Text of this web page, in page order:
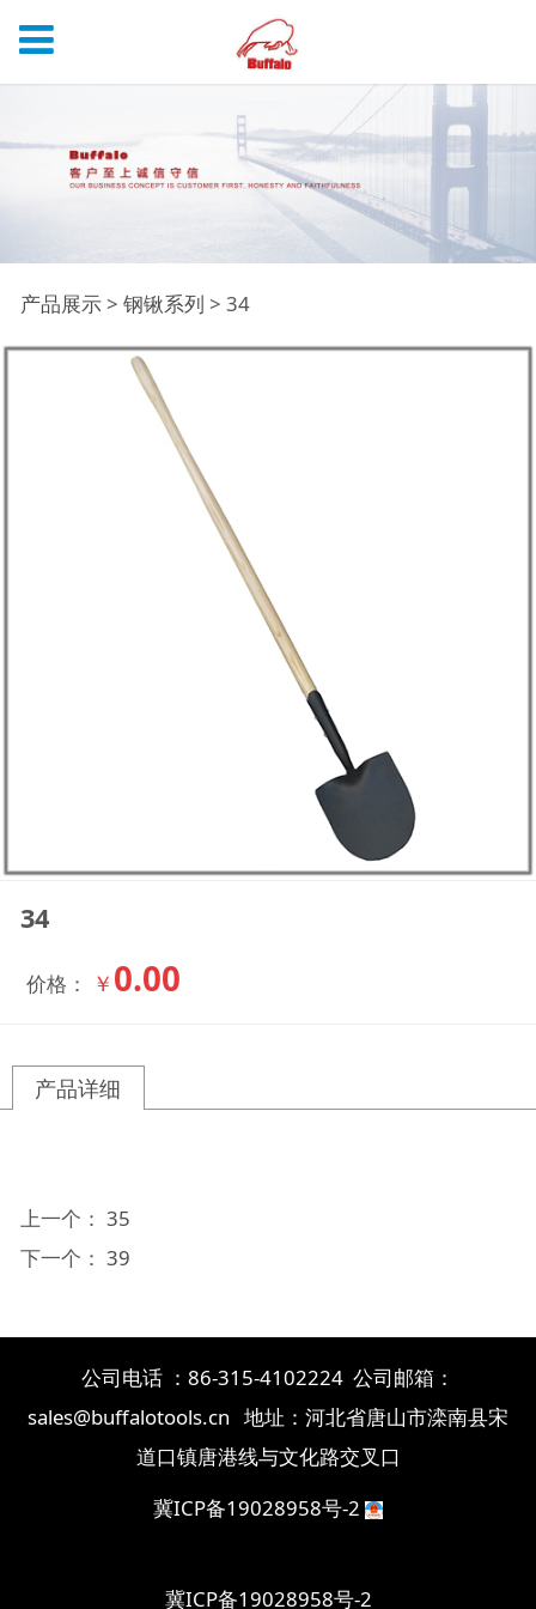
34
产品展示> 钢锹系列 > 34
34
价格： ￥ 0.00
产品详细
上一个： 35
下一个： 39
公司电话 ：86-315-4102224 公司邮箱：
sales@buffalotools.cn 地址：河北省唐山市滦南县宋
道口镇唐港线与文化路交叉口
冀ICP备19028958号-2
冀ICP备19028958号-2